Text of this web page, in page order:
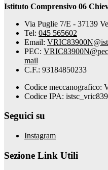
Istituto Comprensivo 06
Via Puglie 7/E - 37139
Tel: 045 565602
Email:
PEC:
mail
C.F.: 93184850233
Codice meccanografico:
Codice IPA:
Seguici su
Instagram
Sezione Link Utili